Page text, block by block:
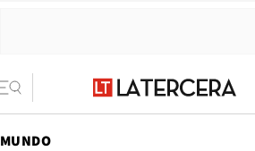
MUNDO